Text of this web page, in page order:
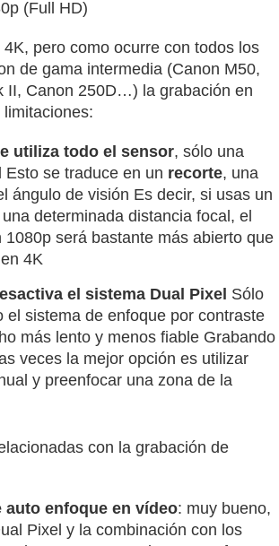
(Full HD)
pero como ocurre con todos los
de gama intermedia (Canon M50,
II, Canon 250D…) la grabación en
utiliza todo el sensor, sólo una
Esto se traduce en un recorte, una
ángulo de visión Es decir, si usas un
determinada distancia focal, el
1080p será bastante más abierto que
4K
el sistema Dual Pixel Sólo
el sistema de enfoque por contraste
más lento y menos fiable Grabando
veces la mejor opción es utilizar
y preenfocar una zona de la
con la grabación de
auto enfoque en vídeo: muy bueno,
Pixel y la combinación con los